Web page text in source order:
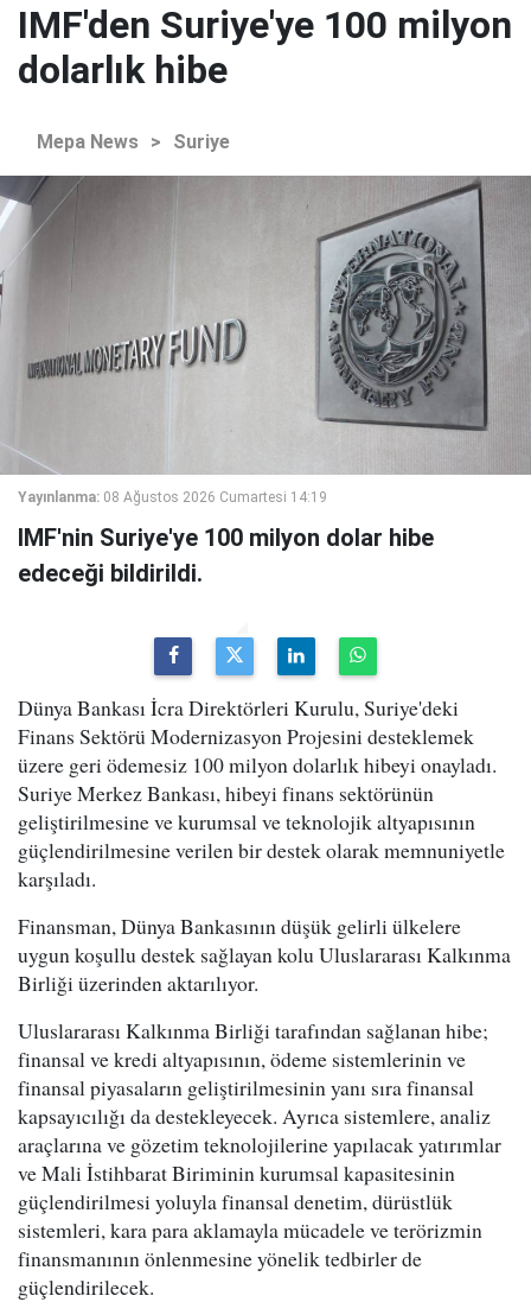
IMF'den Suriye'ye 100 milyon
dolarlık hibe
Mepa News > Suriye
Yayınlanma: 08 Ağustos 2026 Cumartesi 14:19
IMF'nin Suriye'ye 100 milyon dolar hibe
edeceği bildirildi.
Dünya Bankası İcra Direktörleri Kurulu, Suriye'deki
Finans Sektörü Modernizasyon Projesini desteklemek
üzere geri ödemesiz 100 milyon dolarlık hibeyi onayladı.
Suriye Merkez Bankası, hibeyi finans sektörünün
geliştirilmesine ve kurumsal ve teknolojik altyapısının
güçlendirilmesine verilen bir destek olarak memnuniyetle
karşıladı.
Finansman, Dünya Bankasının düşük gelirli ülkelere
uygun koşullu destek sağlayan kolu Uluslararası Kalkınma
Birliği üzerinden aktarılıyor.
Uluslararası Kalkınma Birliği tarafından sağlanan hibe;
finansal ve kredi altyapısının, ödeme sistemlerinin ve
finansal piyasaların geliştirilmesinin yanı sıra finansal
kapsayıcılığı da destekleyecek. Ayrıca sistemlere, analiz
araçlarına ve gözetim teknolojilerine yapılacak yatırımlar
ve Mali İstihbarat Biriminin kurumsal kapasitesinin
güçlendirilmesi yoluyla finansal denetim, dürüstlük
sistemleri, kara para aklamayla mücadele ve terörizmin
finansmanının önlenmesine yönelik tedbirler de
güçlendirilecek.